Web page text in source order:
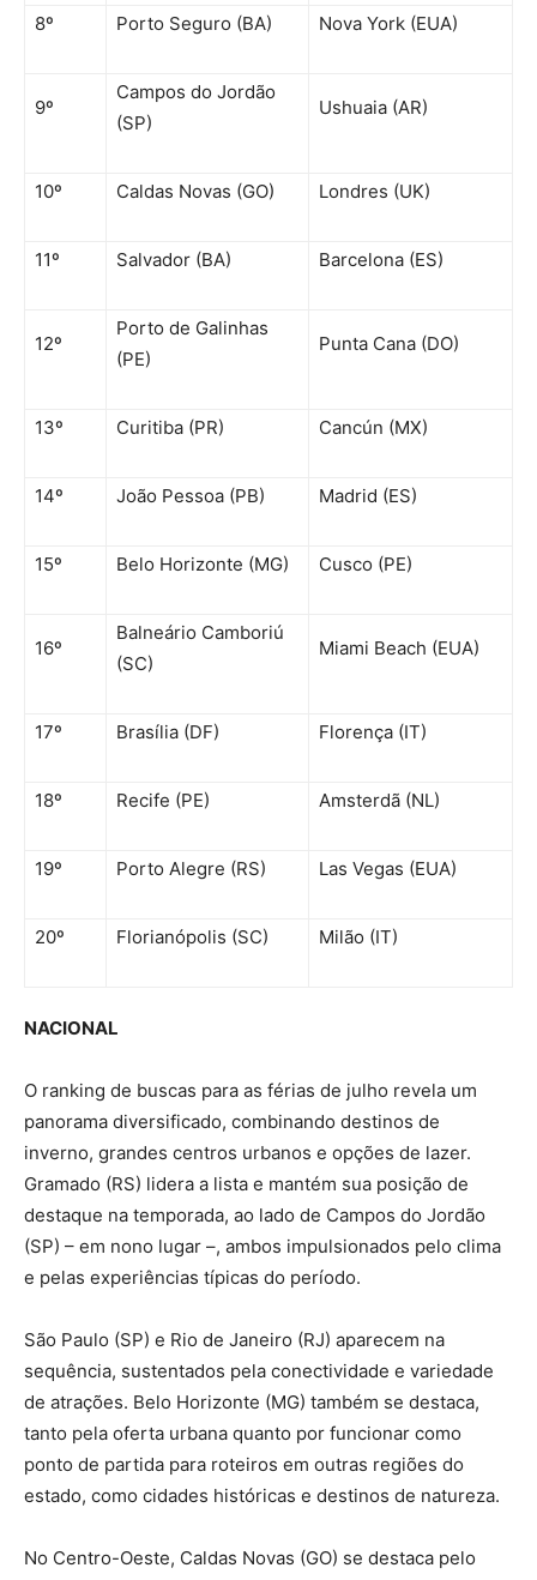
8º Porto Seguro (BA) Nova York (EUA)
9º
Campos do Jordão
(SP)
Ushuaia (AR)
10º Caldas Novas (GO) Londres (UK)
11º Salvador (BA) Barcelona (ES)
12º
Porto de Galinhas
(PE)
Punta Cana (DO)
13º Curitiba (PR) Cancún (MX)
14º João Pessoa (PB) Madrid (ES)
15º Belo Horizonte (MG) Cusco (PE)
16º
Balneário Camboriú
(SC)
Miami Beach (EUA)
17º Brasília (DF) Florença (IT)
18º Recife (PE) Amsterdã (NL)
19º Porto Alegre (RS) Las Vegas (EUA)
20º Florianópolis (SC) Milão (IT)
NACIONAL
O ranking de buscas para as férias de julho revela um
panorama diversificado, combinando destinos de
inverno, grandes centros urbanos e opções de lazer.
Gramado (RS) lidera a lista e mantém sua posição de
destaque na temporada, ao lado de Campos do Jordão
(SP) – em nono lugar –, ambos impulsionados pelo clima
e pelas experiências típicas do período.
São Paulo (SP) e Rio de Janeiro (RJ) aparecem na
sequência, sustentados pela conectividade e variedade
de atrações. Belo Horizonte (MG) também se destaca,
tanto pela oferta urbana quanto por funcionar como
ponto de partida para roteiros em outras regiões do
estado, como cidades históricas e destinos de natureza.
No Centro-Oeste, Caldas Novas (GO) se destaca pelo